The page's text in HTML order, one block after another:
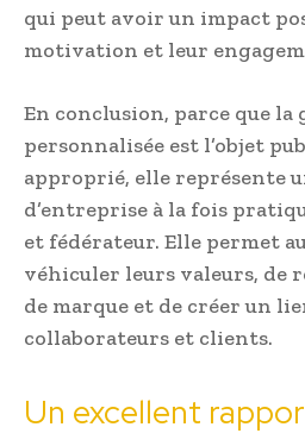
qui peut avoir un impact
motivation et leur
En conclusion, parce que la
personnalisée est l’objet
approprié, elle représente
d’entreprise à la fois
et fédérateur. Elle permet
véhiculer leurs valeurs, de
de marque et de créer un
collaborateurs et clients.
Un excellent